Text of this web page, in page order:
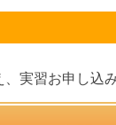
実習お申し込